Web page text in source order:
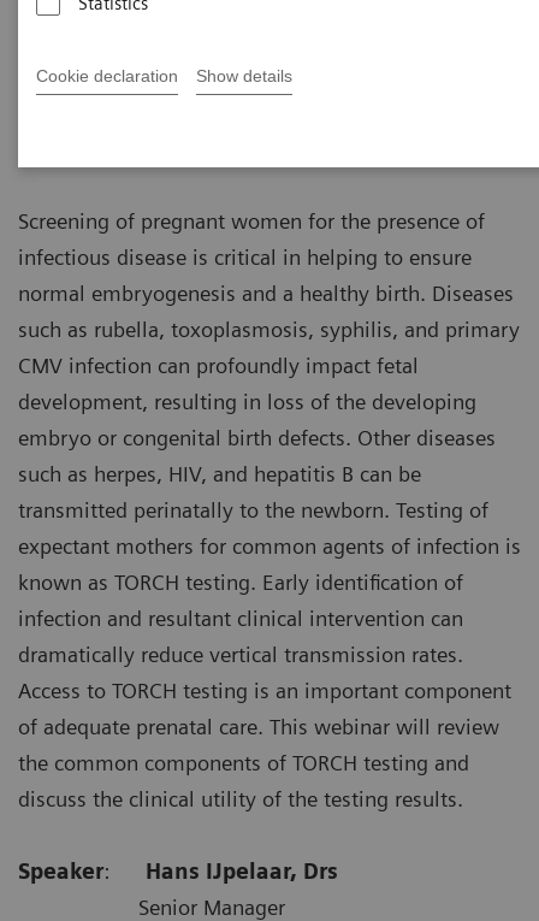
Cookie declaration Show details
Clinical and Scientific Global
Screening of pregnant women for the presence of
infectious disease is critical in helping to ensure
normal embryogenesis and a healthy birth. Diseases
such as rubella, toxoplasmosis, syphilis, and primary
CMV infection can profoundly impact fetal
development, resulting in loss of the developing
embryo or congenital birth defects. Other diseases
such as herpes, HIV, and hepatitis B can be
transmitted perinatally to the newborn. Testing of
expectant mothers for common agents of infection is
known as TORCH testing. Early identification of
infection and resultant clinical intervention can
dramatically reduce vertical transmission rates.
Access to TORCH testing is an important component
of adequate prenatal care. This webinar will review
the common components of TORCH testing and
discuss the clinical utility of the testing results.
Speaker: Hans IJpelaar, Drs
Senior Manager